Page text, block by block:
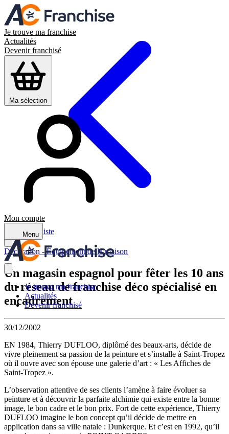
Je trouve ma franchise
Actualités
Devenir franchisé
Ma sélection
Mon compte
Menu
Je trouve ma franchise
Actualités
Devenir franchisé
Retour à la liste
Décoration - Équipement de la maison
Un magasin espagnol pour fêter les 10 ans
du réseau de franchise déco spécialisé en
encadrement
30/12/2002
EN 1984, Thierry DUFLOO, diplômé des beaux-arts, décide de
vivre pleinement sa passion de la peinture et s’installe à Saint-Tropez
où il ouvre avec son épouse une galerie d’art : « Les Affiches de
Saint-Tropez ».
L’observation attentive de ses clients l’amène à faire évoluer sa
peinture et à découvrir la parfaite alchimie qui existe entre la bonne
image, le bon cadre et le bon prix. Fort de cette expérience, Thierry
DUFLOO imagine le bon concept qu’il décide de mettre en
application dans sa ville natale : Dunkerque. Et c’est en 1992, qu’il